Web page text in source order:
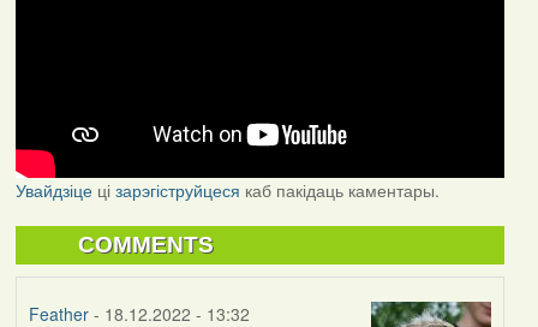
Увайдзіцеці зарэгіструйцеся каб пакідаць каментары.
COMMENTS
Feather- 18.12.2022 - 13:32